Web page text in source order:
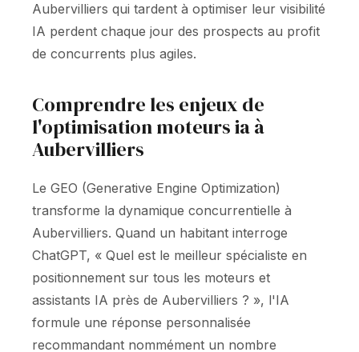
Aubervilliers qui tardent à optimiser leur visibilité
IA perdent chaque jour des prospects au profit
de concurrents plus agiles.
Comprendre les enjeux de
l'optimisation moteurs ia à
Aubervilliers
Le GEO (Generative Engine Optimization)
transforme la dynamique concurrentielle à
Aubervilliers. Quand un habitant interroge
ChatGPT, « Quel est le meilleur spécialiste en
positionnement sur tous les moteurs et
assistants IA près de Aubervilliers ? », l'IA
formule une réponse personnalisée
recommandant nommément un nombre